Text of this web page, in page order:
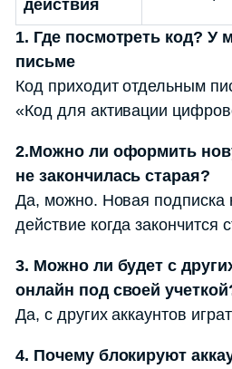
действия
1. Где посмотреть код? У
письме
Код приходит отдельным
«Код для активации
2.Можно ли оформить
не закончилась старая?
Да, можно. Новая подписка
действие когда закончится
3. Можно ли будет с
онлайн под своей
Да, с других аккаунтов
4. Почему блокируют